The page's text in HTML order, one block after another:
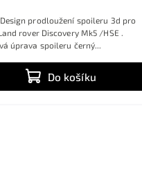
Do košíku
prodloužení spoileru 3d pro
rover Discovery Mk5 /HSE .
úprava spoileru černý...